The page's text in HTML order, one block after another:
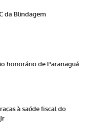
da Blindagem
honorário de Paranaguá
à saúde fiscal do